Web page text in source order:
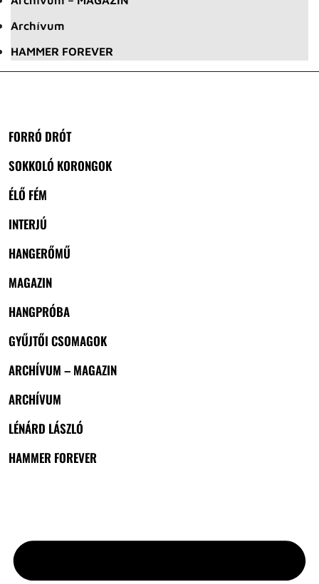
Archívum
HAMMER FOREVER
FORRÓ DRÓT
SOKKOLÓ KORONGOK
ÉLŐ FÉM
INTERJÚ
HANGERŐMŰ
MAGAZIN
HANGPRÓBA
GYŰJTŐI CSOMAGOK
ARCHÍVUM – MAGAZIN
ARCHÍVUM
LÉNÁRD LÁSZLÓ
HAMMER FOREVER